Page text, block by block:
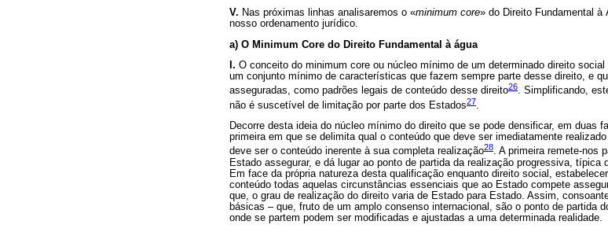
V. Nas próximas linhas analisaremos o «minimum core» do Direito Fundamental à
nosso ordenamento jurídico.
a) O Minimum Core do Direito Fundamental à água
I. O conceito do minimum core ou núcleo mínimo de um determinado direito
um conjunto mínimo de características que fazem sempre parte desse direito, e
asseguradas, como padrões legais de conteúdo desse direito26. Simplificando,
não é suscetível de limitação por parte dos Estados27.
Decorre desta ideia do núcleo mínimo do direito que se pode densificar, em duas
primeira em que se delimita qual o conteúdo que deve ser imediatamente
deve ser o conteúdo inerente à sua completa realização28. A primeira remete-nos
Estado assegurar, e dá lugar ao ponto de partida da realização progressiva, típica
Em face da própria natureza desta qualificação enquanto direito social,
conteúdo todas aquelas circunstâncias essenciais que ao Estado compete
que, o grau de realização do direito varia de Estado para Estado. Assim,
básicas – que, fruto de um amplo consenso internacional, são o ponto de partida
onde se partem podem ser modificadas e ajustadas a uma determinada realidade.